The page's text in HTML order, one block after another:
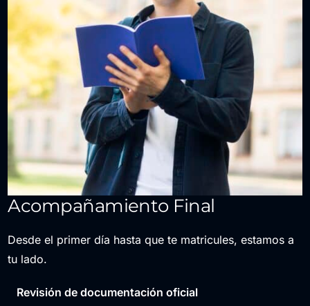
Acompañamiento Final
Desde el primer día hasta que te matricules, estamos a
tu lado.
Revisión de documentación oficial